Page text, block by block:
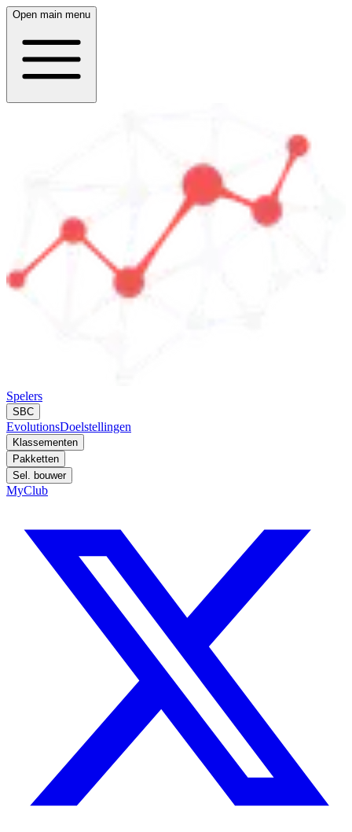
Open main menu
Spelers
SBC
EvolutionsDoelstellingen
Klassementen
Pakketten
Sel. bouwer
MyClub